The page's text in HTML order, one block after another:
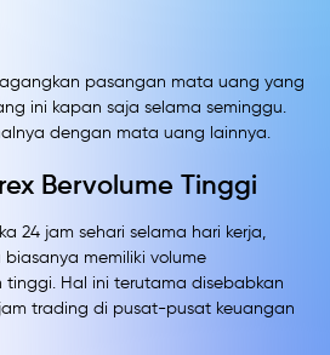
pasangan mata uang yang
ini kapan saja selama seminggu.
dengan mata uang lainnya.
Bervolume Tinggi
24 jam sehari selama hari kerja,
memiliki volume
Hal ini terutama disebabkan
trading di pusat-pusat keuangan